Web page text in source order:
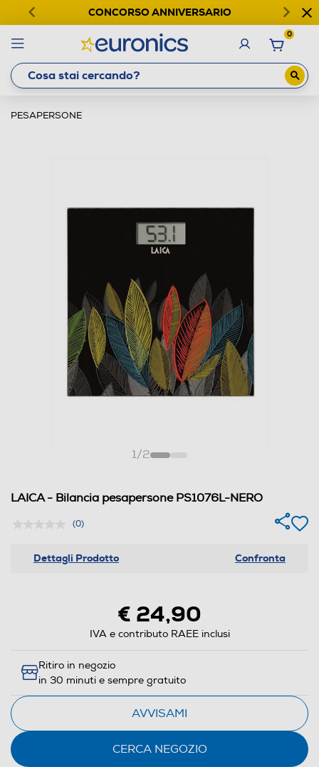
CONCORSO ANNIVERSARIO
0
PESAPERSONE
1/2
LAICA - Bilancia pesapersone PS1076L-NERO
(0)
Dettagli Prodotto Confronta
€ 24,90
IVA e contributo RAEE inclusi
Ritiro in negozio
in 30 minuti e sempre gratuito
AVVISAMI
CERCA NEGOZIO